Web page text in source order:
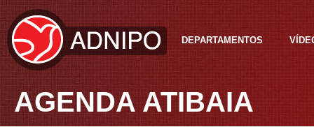
DEPARTAMENTOS
AGENDA ATIBAIA